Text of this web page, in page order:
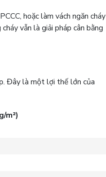
hoặc làm vách ngăn cháy
vẫn là giải pháp cân bằng
Đây là một lợi thế lớn của
m²)